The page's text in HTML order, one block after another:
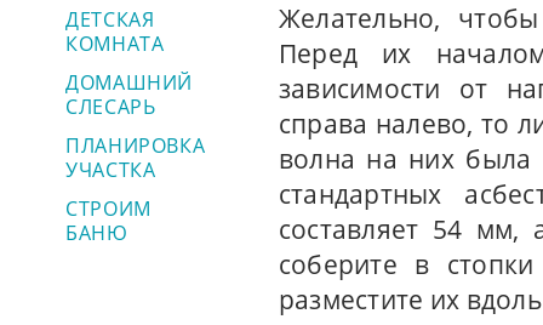
ДЕТСКАЯ
КОМНАТА
ДОМАШНИЙ
СЛЕСАРЬ
ПЛАНИРОВКА
УЧАСТКА
СТРОИМ
БАНЮ
Желательно,
Перед их
зависимости от
справа налево, то
волна на них была
стандартных
составляет 54
соберите в
разместите их